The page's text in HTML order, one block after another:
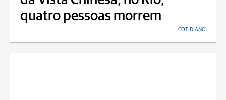
quatro pessoas morrem
COTIDIANO